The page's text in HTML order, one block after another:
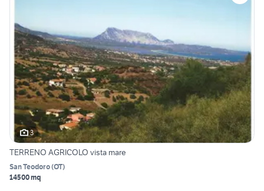
3
TERRENO AGRICOLO vista mare
San Teodoro(OT)
14500 mq